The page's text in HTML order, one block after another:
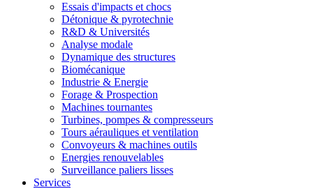
Essais d'impacts et chocs
Détonique & pyrotechnie
R&D & Universités
Analyse modale
Dynamique des structures
Biomécanique
Industrie & Energie
Forage & Prospection
Machines tournantes
Turbines, pompes & compresseurs
Tours aérauliques et ventilation
Convoyeurs & machines outils
Energies renouvelables
Surveillance paliers lisses
Services